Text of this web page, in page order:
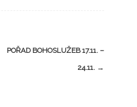
POŘAD BOHOSLUŽEB 17.11. –
24.11. →